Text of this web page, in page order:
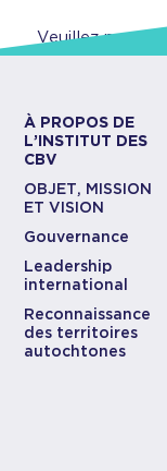
Veuillez nous
À PROPOS DE
L’INSTITUT DES
CBV
OBJET, MISSION
ET VISION
Gouvernance
Leadership
international
Reconnaissance
des territoires
autochtones